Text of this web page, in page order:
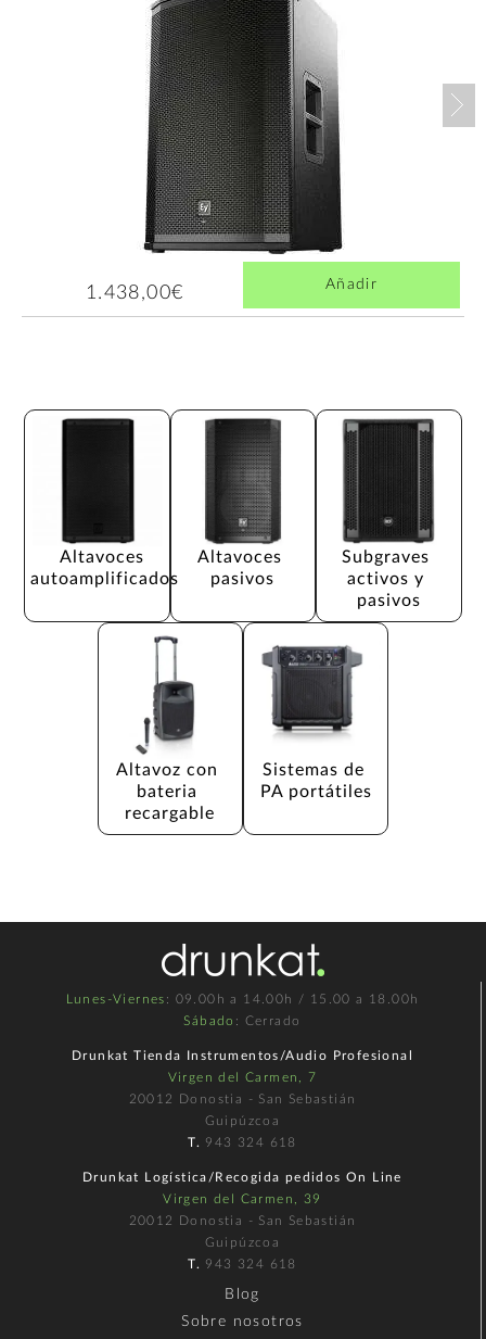
1.438,00€ Añadir
Altavoces
autoamplificados
Altavoces
pasivos
Subgraves
activos y
pasivos
Altavoz con
bateria
recargable
Sistemas de
PA portátiles
Lunes-Viernes : 09.00h a 14.00h / 15.00 a 18.00h
Sábado : Cerrado
Drunkat Tienda Instrumentos/Audio Profesional
Virgen del Carmen, 7
20012 Donostia - San Sebastián
Guipúzcoa
T. 943 324 618
Drunkat Logística/Recogida pedidos On Line
Virgen del Carmen, 39
20012 Donostia - San Sebastián
Guipúzcoa
T. 943 324 618
Blog
Sobre nosotros